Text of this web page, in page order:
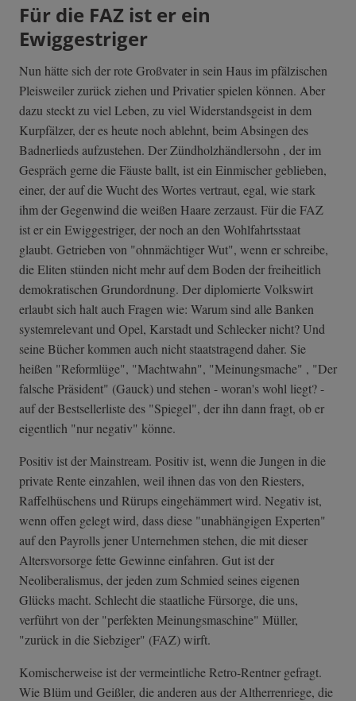
Für die FAZ ist er ein
Ewiggestriger
Nun hätte sich der rote Großvater in sein Haus im pfälzischen
Pleisweiler zurück ziehen und Privatier spielen können. Aber
dazu steckt zu viel Leben, zu viel Widerstandsgeist in dem
Kurpfälzer, der es heute noch ablehnt, beim Absingen des
Badnerlieds aufzustehen. Der Zündholzhändlersohn , der im
Gespräch gerne die Fäuste ballt, ist ein Einmischer geblieben,
einer, der auf die Wucht des Wortes vertraut, egal, wie stark
ihm der Gegenwind die weißen Haare zerzaust. Für die FAZ
ist er ein Ewiggestriger, der noch an den Wohlfahrtsstaat
glaubt. Getrieben von "ohnmächtiger Wut", wenn er schreibe,
die Eliten stünden nicht mehr auf dem Boden der freiheitlich
demokratischen Grundordnung. Der diplomierte Volkswirt
erlaubt sich halt auch Fragen wie: Warum sind alle Banken
systemrelevant und Opel, Karstadt und Schlecker nicht? Und
seine Bücher kommen auch nicht staatstragend daher. Sie
heißen "Reformlüge", "Machtwahn", "Meinungsmache" , "Der
falsche Präsident" (Gauck) und stehen - woran's wohl liegt? -
auf der Bestsellerliste des "Spiegel", der ihn dann fragt, ob er
eigentlich "nur negativ" könne.
Positiv ist der Mainstream. Positiv ist, wenn die Jungen in die
private Rente einzahlen, weil ihnen das von den Riesters,
Raffelhüschens und Rürups eingehämmert wird. Negativ ist,
wenn offen gelegt wird, dass diese "unabhängigen Experten"
auf den Payrolls jener Unternehmen stehen, die mit dieser
Altersvorsorge fette Gewinne einfahren. Gut ist der
Neoliberalismus, der jeden zum Schmied seines eigenen
Glücks macht. Schlecht die staatliche Fürsorge, die uns,
verführt von der "perfekten Meinungsmaschine" Müller,
"zurück in die Siebziger" (FAZ) wirft.
Komischerweise ist der vermeintliche Retro-Rentner gefragt.
Wie Blüm und Geißler, die anderen aus der Altherrenriege, die